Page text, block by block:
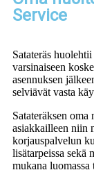
Service
Satateräs
varsinaiseen
asennuksen
selviävät vasta
Satateräksen
asiakkailleen niin
korjauspalvelun
lisätarpeissa sekä
mukana